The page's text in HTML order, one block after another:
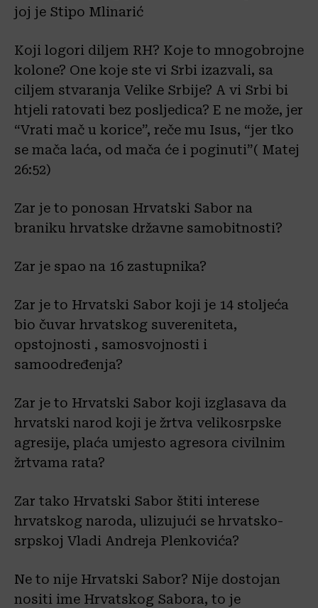
joj je Stipo Mlinarić
Koji logori diljem RH? Koje to mnogobrojne
kolone? One koje ste vi Srbi izazvali, sa
ciljem stvaranja Velike Srbije? A vi Srbi bi
htjeli ratovati bez posljedica? E ne može, jer
“Vrati mač u korice”, reče mu Isus, “jer tko
se mača laća, od mača će i poginuti”( Matej
26:52)
Zar je to ponosan Hrvatski Sabor na
braniku hrvatske državne samobitnosti?
Zar je spao na 16 zastupnika?
Zar je to Hrvatski Sabor koji je 14 stoljeća
bio čuvar hrvatskog suvereniteta,
opstojnosti , samosvojnosti i
samoodređenja?
Zar je to Hrvatski Sabor koji izglasava da
hrvatski narod koji je žrtva velikosrpske
agresije, plaća umjesto agresora civilnim
žrtvama rata?
Zar tako Hrvatski Sabor štiti interese
hrvatskog naroda, ulizujući se hrvatsko-
srpskoj Vladi Andreja Plenkovića?
Ne to nije Hrvatski Sabor? Nije dostojan
nositi ime Hrvatskog Sabora, to je